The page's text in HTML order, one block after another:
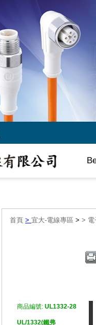
首頁 > 宜大-電線專區 > >
商品編號: UL1332-28
UL/1332(鐵弗